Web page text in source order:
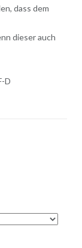
dass dem
dieser auch
D